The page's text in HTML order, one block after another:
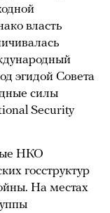
власть
эгидой Совета
силы
Security
НКО
госструктур
На местах